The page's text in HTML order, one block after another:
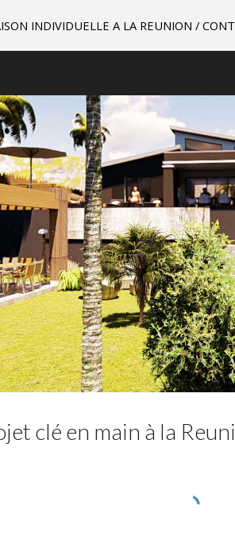
to main content
INDIVIDUELLE A LA REUNION /
clé en main à la